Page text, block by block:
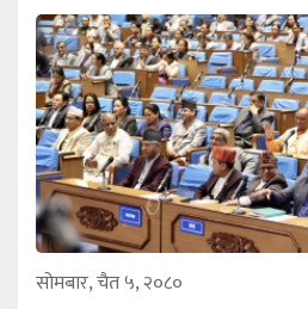
सोमबार, चैत ५, २०८०